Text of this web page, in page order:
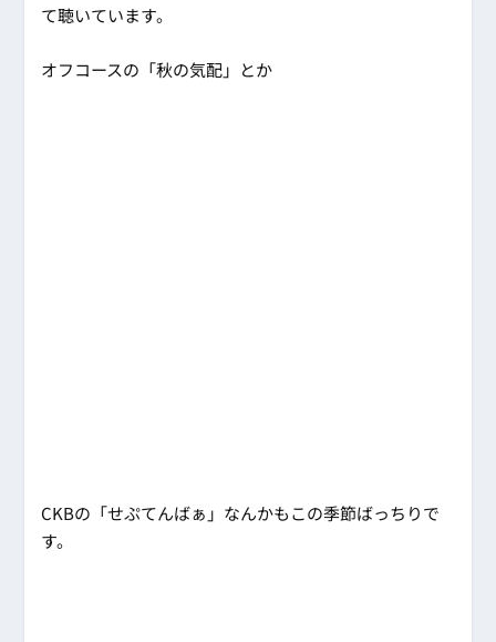
て聴いています。
オフコースの「秋の気配」とか
CKBの「せぷてんばぁ」なんかもこの季節ばっちりで
す。